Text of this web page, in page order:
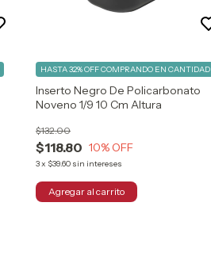
Inserto Negro De Policarbonato
Noveno 1/9 10 Cm Altura
$118.80
$132.00
10% OFF
3x $39.60 sin intereses
HASTA 32% OFFCOMPRANDO EN CANTIDAD